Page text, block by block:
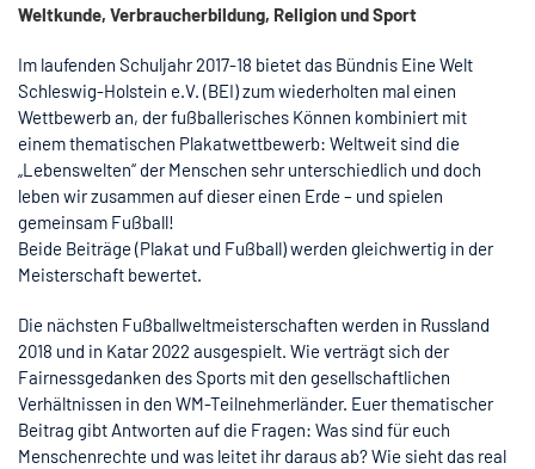
Weltkunde, Verbraucherbildung, Religion und Sport
Im laufenden Schuljahr 2017-18 bietet das Bündnis Eine Welt
Schleswig-Holstein e.V. (BEI) zum wiederholten mal einen
Wettbewerb an, der fußballerisches Können kombiniert mit
einem thematischen Plakatwettbewerb: Weltweit sind die
„Lebenswelten“ der Menschen sehr unterschiedlich und doch
leben wir zusammen auf dieser einen Erde – und spielen
gemeinsam Fußball!
Beide Beiträge (Plakat und Fußball) werden gleichwertig in der
Meisterschaft bewertet.
Die nächsten Fußballweltmeisterschaften werden in Russland
2018 und in Katar 2022 ausgespielt. Wie verträgt sich der
Fairnessgedanken des Sports mit den gesellschaftlichen
Verhältnissen in den WM-Teilnehmerländer. Euer thematischer
Beitrag gibt Antworten auf die Fragen: Was sind für euch
Menschenrechte und was leitet ihr daraus ab? Wie sieht das real